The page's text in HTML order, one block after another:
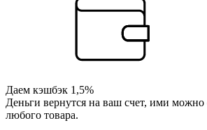
Даем кэшбэк 1,5%
Деньги вернутся на ваш счет, ими можно
любого товара.